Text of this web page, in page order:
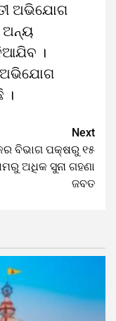
ଅଭିଯୋଗ
ଅନ୍ୟ
।
ଅଭିଯୋଗ
।
Next
ବିଭାଗ ପକ୍ଷରୁ ୧୫
ଅଧିକ ସୁନା ଗହଣା
ଜବତ